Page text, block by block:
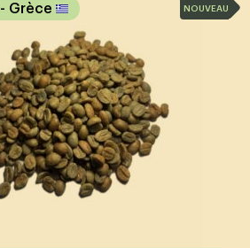
- Grèce NOUVEAU